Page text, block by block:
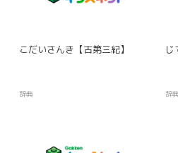
こだいさんき【古第三紀】
辞典
じ
辞典